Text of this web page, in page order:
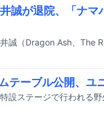
誠が退院、「ナマ
テーブル公開、ユ